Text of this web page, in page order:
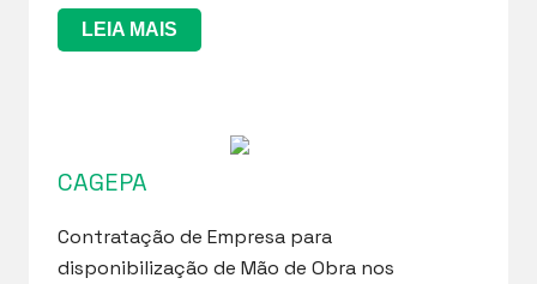
LEIA MAIS
CAGEPA
Contratação de Empresa para
disponibilização de Mão de Obra nos